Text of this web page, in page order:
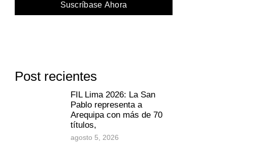
Suscríbase Ahora
Post recientes
FIL Lima 2026: La San
Pablo representa a
Arequipa con más de 70
títulos,
agosto 5, 2026